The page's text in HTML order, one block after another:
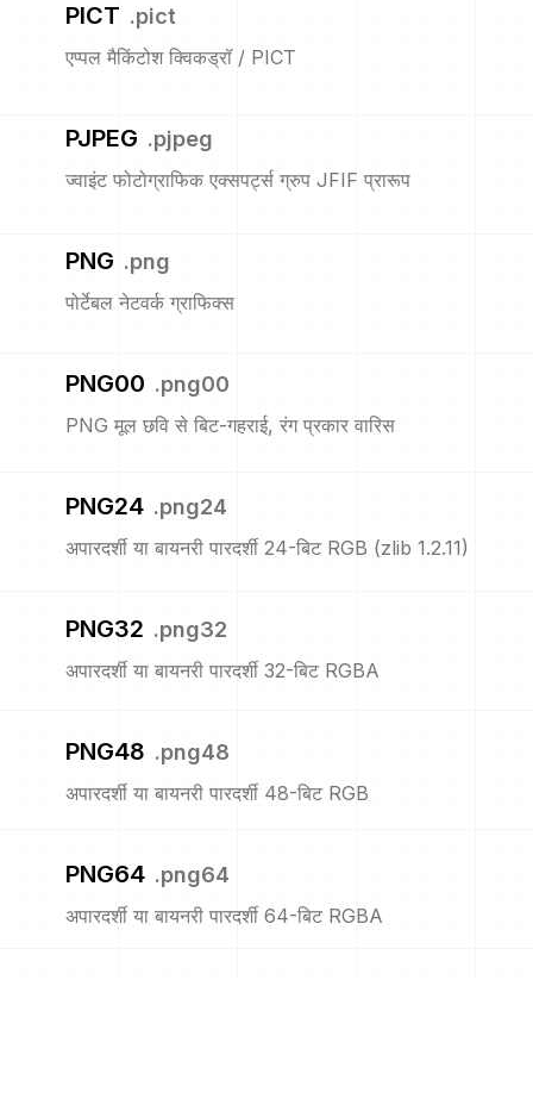
PICT .pict
एप्पल मैकिंटोश क्विकड्रॉ / PICT
PJPEG .pjpeg
ज्वाइंट फोटोग्राफिक एक्सपर्ट्स ग्रुप JFIF प्रारूप
PNG .png
पोर्टेबल नेटवर्क ग्राफिक्स
PNG00 .png00
PNG मूल छवि से बिट-गहराई, रंग प्रकार वारिस
PNG24 .png24
अपारदर्शी या बायनरी पारदर्शी 24-बिट RGB (zlib 1.2.11)
PNG32 .png32
अपारदर्शी या बायनरी पारदर्शी 32-बिट RGBA
PNG48 .png48
अपारदर्शी या बायनरी पारदर्शी 48-बिट RGB
PNG64 .png64
अपारदर्शी या बायनरी पारदर्शी 64-बिट RGBA